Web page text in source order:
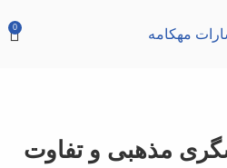
0
مذهبی و تفاوت